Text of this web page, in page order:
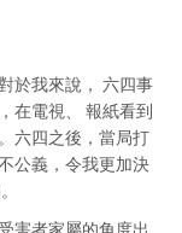
於我來說， 六四事
在電視、 報紙看到
六四之後，當局打
公義，令我更加決